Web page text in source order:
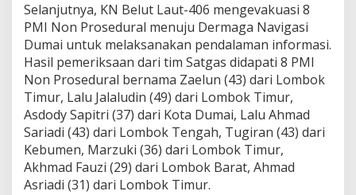
Selanjutnya, KN Belut Laut-406 mengevakuasi 8
PMI Non Prosedural menuju Dermaga Navigasi
Dumai untuk melaksanakan pendalaman informasi.
Hasil pemeriksaan dari tim Satgas didapati 8 PMI
Non Prosedural bernama Zaelun (43) dari Lombok
Timur, Lalu Jalaludin (49) dari Lombok Timur,
Asdody Sapitri (37) dari Kota Dumai, Lalu Ahmad
Sariadi (43) dari Lombok Tengah, Tugiran (43) dari
Kebumen, Marzuki (36) dari Lombok Timur,
Akhmad Fauzi (29) dari Lombok Barat, Ahmad
Asriadi (31) dari Lombok Timur.